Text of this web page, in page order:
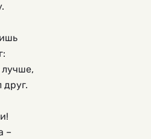
друг.
–